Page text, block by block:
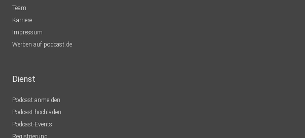
Team
Karriere
Impressum
Werben auf podcast.de
Dienst
Podcast anmelden
Podcast hochladen
Podcast-Events
Registrierung